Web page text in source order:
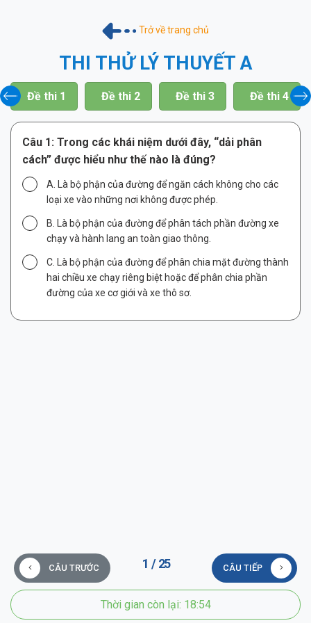
Trở về trang chủ
THI THỬ LÝ THUYẾT A
Đề thi 1 Đề thi 2 Đề thi 3 Đề thi 4
Câu 1: Trong các khái niệm dưới đây, “dải phân
cách” được hiểu như thế nào là đúng?
A. Là bộ phận của đường để ngăn cách không cho các
loại xe vào những nơi không được phép.
B. Là bộ phận của đường để phân tách phần đường xe
chạy và hành lang an toàn giao thông.
C. Là bộ phận của đường để phân chia mặt đường thành
hai chiều xe chạy riêng biệt hoặc để phân chia phần
đường của xe cơ giới và xe thô sơ.
1 / 25
CÂU TRƯỚC CÂU TIẾP
Thời gian còn lại: 18:54